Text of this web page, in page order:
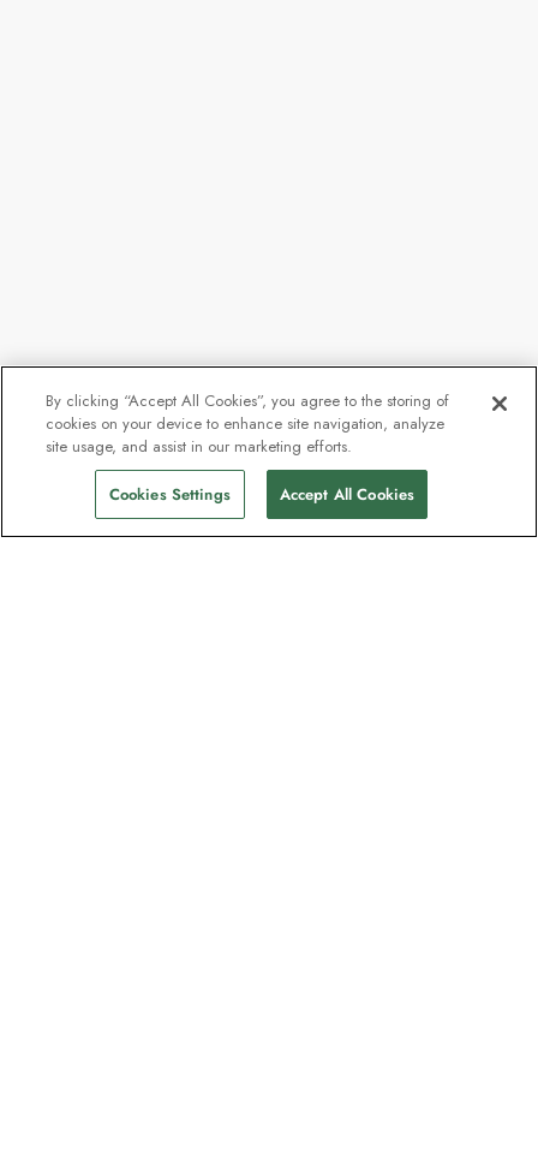
By clicking “Accept All Cookies”, you agree to the storing of
cookies on your device to enhance site navigation, analyze
site usage, and assist in our marketing efforts.
Cookies Settings Accept All Cookies